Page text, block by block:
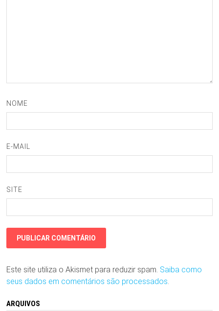
NOME
E-MAIL
SITE
Este site utiliza o Akismet para reduzir spam. Saiba como
seus dados em comentários são processados.
ARQUIVOS